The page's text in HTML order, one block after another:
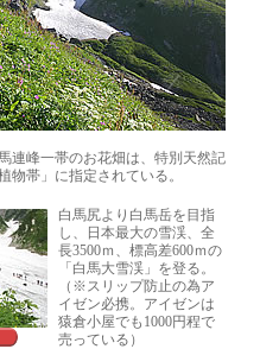
連峰一帯のお花畑は、特別天然記
物帯」に指定されている。
白馬尻より白馬岳を目指
し、日本最大の雪渓、全
長3500ｍ、標高差600ｍの
「白馬大雪渓」を登る。
（※スリップ防止の為ア
イゼン必携。アイゼンは
猿倉小屋でも1000円程で
売っている）